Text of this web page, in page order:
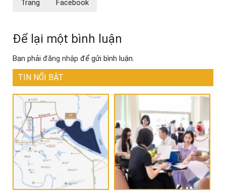
Trang
Facebook
Để lại một bình luận
Bạn phải đăng nhập để gửi bình luận.
TIN NỔI BẬT